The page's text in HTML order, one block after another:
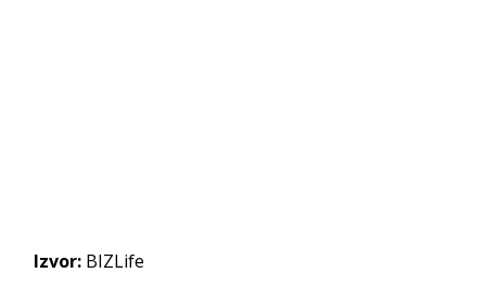
Izvor: BIZLife